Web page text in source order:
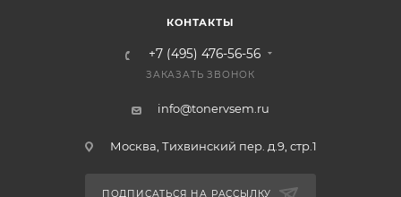
КОНТАКТЫ
+7 (495) 476-56-56
ЗАКАЗАТЬ ЗВОНОК
info@tonervsem.ru
Москва, Тихвинский пер. д.9, стр.1
ПОДПИСАТЬСЯ НА РАССЫЛКУ